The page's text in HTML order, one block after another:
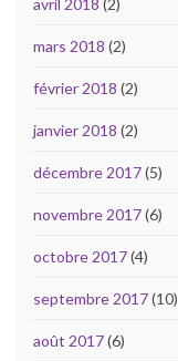
avril 2018 (2)
mars 2018 (2)
février 2018 (2)
janvier 2018 (2)
décembre 2017(5)
novembre 2017(6)
octobre 2017(4)
septembre 2017(10)
août 2017(6)